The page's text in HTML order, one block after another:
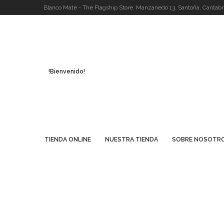
Blanco Mate - The Flagship Store. Manzanedo 13. Santoña,
!Bienvenido!
TIENDA ONLINE NUESTRA TIENDA SOBRE